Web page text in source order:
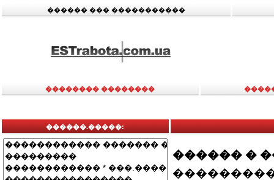
������ ��� �����������
�������� ��������
������.�����:
������ �